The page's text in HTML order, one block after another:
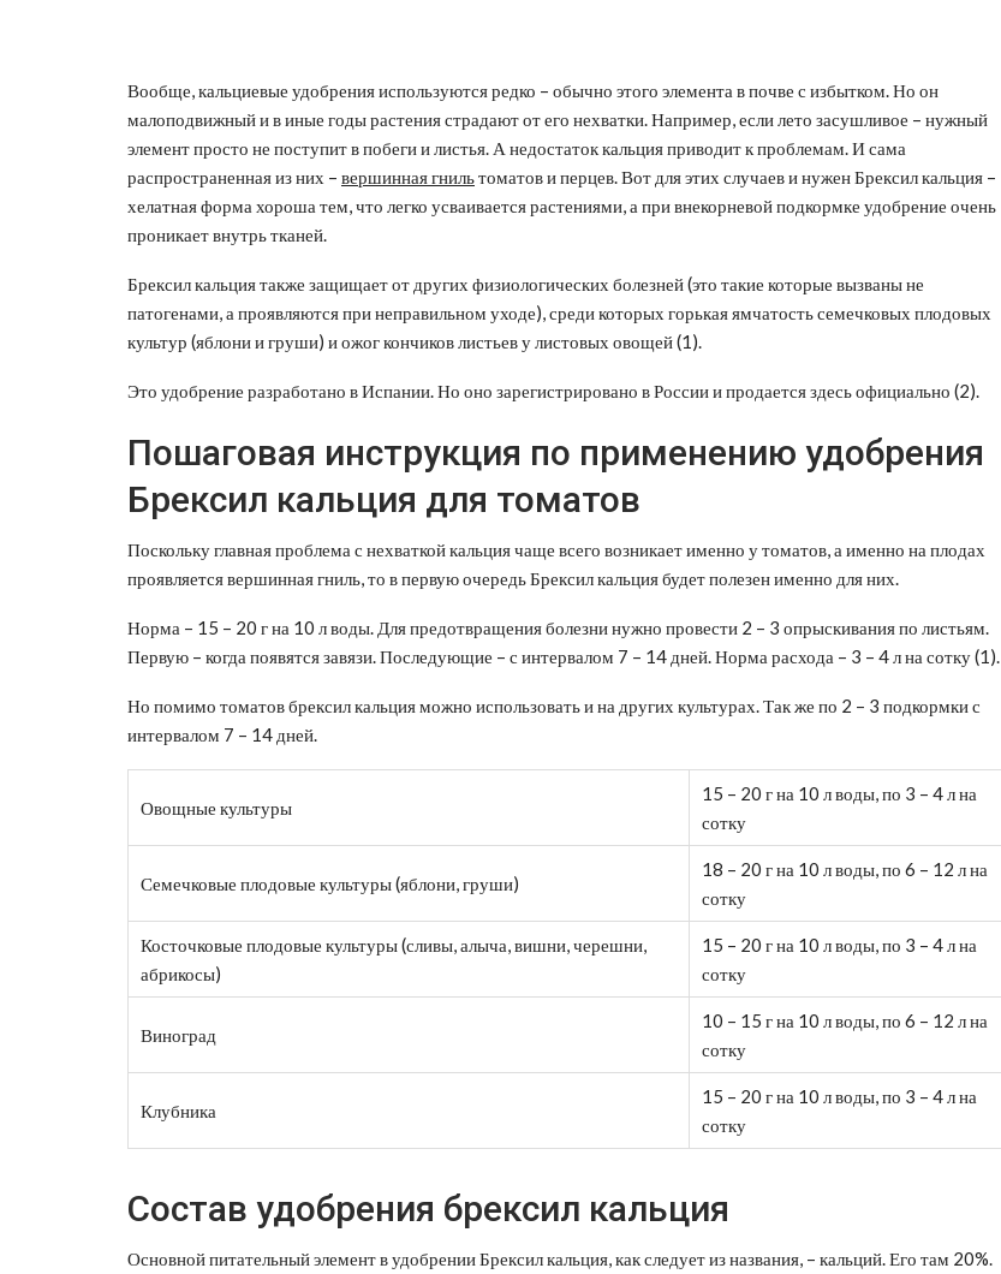
Вообще, кальциевые удобрения используются редко – обычно этого элемента в почве с избытком. Но он
малоподвижный и в иные годы растения страдают от его нехватки. Например, если лето засушливое – нужный
элемент просто не поступит в побеги и листья. А недостаток кальция приводит к проблемам. И сама
распространенная из них – вершинная гнильтоматов и перцев. Вот для этих случаев и нужен Брексил кальция –
хелатная форма хороша тем, что легко усваивается растениями, а при внекорневой подкормке удобрение очень
проникает внутрь тканей.
Брексил кальция также защищает от других физиологических болезней (это такие которые вызваны не
патогенами, а проявляются при неправильном уходе), среди которых горькая ямчатость семечковых плодовых
культур (яблони и груши) и ожог кончиков листьев у листовых овощей (1).
Это удобрение разработано в Испании. Но оно зарегистрировано в России и продается здесь официально (2).
Пошаговая инструкция по применению удобрения
Брексил кальция для томатов
Поскольку главная проблема с нехваткой кальция чаще всего возникает именно у томатов, а именно на плодах
проявляется вершинная гниль, то в первую очередь Брексил кальция будет полезен именно для них.
Норма – 15 – 20 г на 10 л воды. Для предотвращения болезни нужно провести 2 – 3 опрыскивания по листьям.
Первую – когда появятся завязи. Последующие – с интервалом 7 – 14 дней. Норма расхода – 3 – 4 л на сотку (1).
Но помимо томатов брексил кальция можно использовать и на других культурах. Так же по 2 – 3 подкормки с
интервалом 7 – 14 дней.
Овощные культуры
15 – 20 г на 10 л воды, по 3 – 4 л на
сотку
Семечковые плодовые культуры (яблони, груши)
18 – 20 г на 10 л воды, по 6 – 12 л на
сотку
Косточковые плодовые культуры (сливы, алыча, вишни, черешни,
абрикосы)
15 – 20 г на 10 л воды, по 3 – 4 л на
сотку
Виноград
10 – 15 г на 10 л воды, по 6 – 12 л на
сотку
Клубника
15 – 20 г на 10 л воды, по 3 – 4 л на
сотку
Состав удобрения брексил кальция
Основной питательный элемент в удобрении Брексил кальция, как следует из названия, – кальций. Его там 20%.